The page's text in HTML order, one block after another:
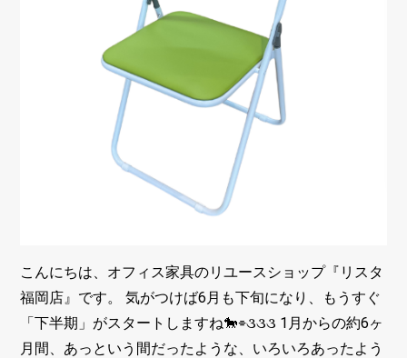
こんにちは、オフィス家具のリユースショップ『リスタ
福岡店』です。 気がつけば6月も下旬になり、もうすぐ
「下半期」がスタートしますね🐎⌯૩૩૩ 1月からの約6ヶ
月間、あっという間だったような、いろいろあったよう